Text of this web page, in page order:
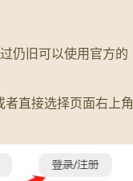
仍旧可以使用官方的
直接选择页面右上角